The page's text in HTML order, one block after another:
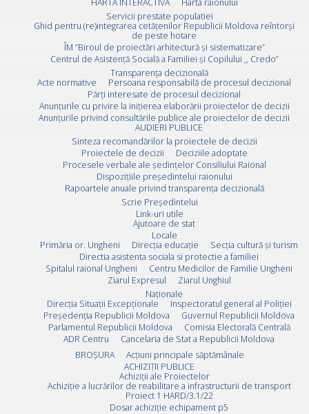
HARTA INTERACTIVĂ
Harta raionului
Servicii prestate populatiei
Ghid pentru (re)integrarea cetățenilor Republicii Moldova reîntorși
de peste hotare
ÎM ”Biroul de proiectări arhitectură și sistematizare”
Centrul de Asistență Socială a Familiei și Copilului ,, Credo”
Transparența decizională
Acte normative
Persoana responsabilă de procesul decizional
Părți interesate de procesul decizional
Anunțurile cu privire la inițierea elaborării proiectelor de decizii
Anunțurile privind consultările publice ale proiectelor de decizii
AUDIERI PUBLICE
Sinteza recomandărilor la proiectele de decizii
Proiectele de decizii
Deciziile adoptate
Procesele verbale ale ședințelor Consiliului Raional
Dispozițiile președintelui raionului
Rapoartele anuale privind transparența decizională
Scrie Preşedintelui
Link-uri utile
Ajutoare de stat
Locale
Primăria or. Ungheni
Direcția educație
Secția cultură și turism
Directia asistenta sociala si protectie a familiei
Spitalul raional Ungheni
Centru Medicilor de Familie Ungheni
Ziarul Expresul
Ziarul Unghiul
Naționale
Direcţia Situaţii Excepţionale
Inspectoratul general al Poliției
Preşedenţia Republicii Moldova
Guvernul Republicii Moldova
Parlamentul Republicii Moldova
Comisia Electorală Centrală
ADR Centru
Cancelaria de Stat a Republicii Moldova
BROȘURA
Acţiuni principale săptămânale
ACHIZIȚII PUBLICE
Achiziții ale Proiectelor
Achiziție a lucrărilor de reabilitare a infrastructurii de transport
Proiect 1 HARD/3.1/22
Dosar achiziție echipament p5